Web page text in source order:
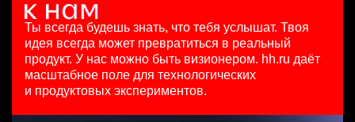
HeadHunter::Коммерческий департамент
7 авг. 2026
з/п не указана
Москва
100000 - 137000 ₽
Ярославль
Специалист телемаркетинга
HeadHunter::Телефонные продажи
4 авг. 2026
з/п не указана
Москва
Ярославль
Ты всегда будешь знать, что тебя услышат. Твоя
идея всегда может превратиться в реальный
продукт. У нас можно быть визионером. hh.ru даёт
масштабное поле для технологических
и продуктовых экспериментов.